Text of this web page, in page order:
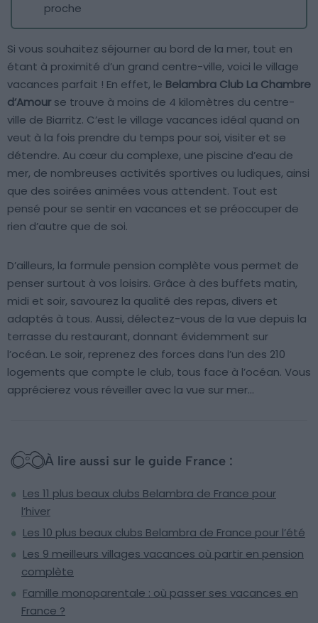
proche
Si vous souhaitez séjourner au bord de la mer, tout en
étant à proximité d’un grand centre-ville, voici le village
vacances parfait ! En effet, le Belambra Club La Chambre
d’Amour se trouve à moins de 4 kilomètres du centre-
ville de Biarritz. C’est le village vacances idéal quand on
veut à la fois prendre du temps pour soi, visiter et se
détendre. Au cœur du complexe, une piscine d’eau de
mer, de nombreuses activités sportives ou ludiques, ainsi
que des soirées animées vous attendent. Tout est
pensé pour se sentir en vacances et se préoccuper de
rien d’autre que de soi.
D’ailleurs, la formule pension complète vous permet de
penser surtout à vos loisirs. Grâce à des buffets matin,
midi et soir, savourez la qualité des repas, divers et
adaptés à tous. Aussi, délectez-vous de la vue depuis la
terrasse du restaurant, donnant évidemment sur
l’océan. Le soir, reprenez des forces dans l’un des 210
logements que compte le club, tous face à l’océan. Vous
apprécierez vous réveiller avec la vue sur mer…
À lire aussi sur le guide France :
Les 11 plus beaux clubs Belambra de France pour
l’hiver
Les 10 plus beaux clubs Belambra de France pour l’été
Les 9 meilleurs villages vacances où partir en pension
complète
Famille monoparentale : où passer ses vacances en
France ?